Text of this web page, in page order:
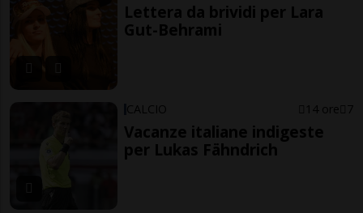
Lettera da brividi per Lara
Gut-Behrami
CALCIO 14 ore 7
Vacanze italiane indigeste
per Lukas Fähndrich